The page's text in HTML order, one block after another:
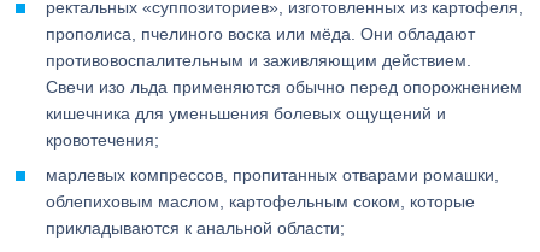
ректальных «суппозиториев», изготовленных из картофеля,
прополиса, пчелиного воска или мёда. Они обладают
противовоспалительным и заживляющим действием.
Свечи изо льда применяются обычно перед опорожнением
кишечника для уменьшения болевых ощущений и
кровотечения;
марлевых компрессов, пропитанных отварами ромашки,
облепиховым маслом, картофельным соком, которые
прикладываются к анальной области;